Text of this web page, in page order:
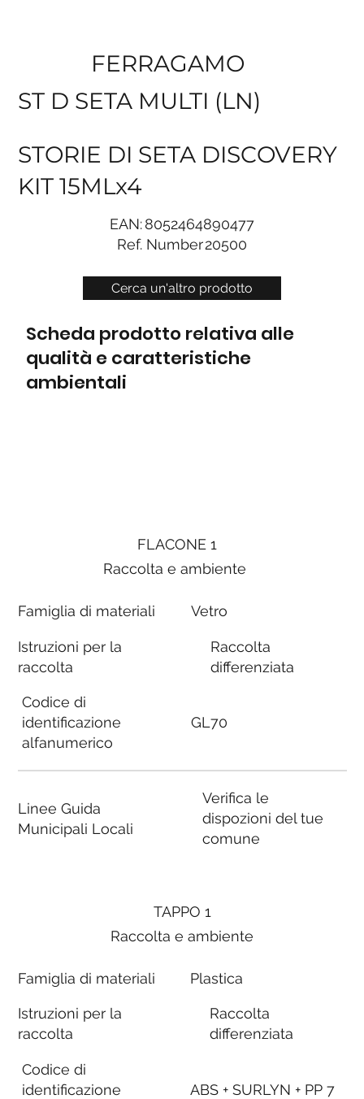
Cerca un'altro prodotto
FERRAGAMO
ST D SETA MULTI (LN)
STORIE DI SETA DISCOVERY
KIT 15MLx4
EAN:8052464890477
Ref. Number20500
Scheda prodotto relativa alle
qualità e caratteristiche
ambientali
FLACONE 1
Raccolta e ambiente
Famiglia di materiali
Istruzioni per la
raccolta
Codice di
identificazione
alfanumerico
Linee Guida
Municipali Locali
Vetro
Raccolta
differenziata
GL70
Verifica le
dispozioni del tue
comune
TAPPO 1
Raccolta e ambiente
Famiglia di materiali
Istruzioni per la
raccolta
Codice di
identificazione
Plastica
Raccolta
differenziata
ABS + SURLYN + PP 7